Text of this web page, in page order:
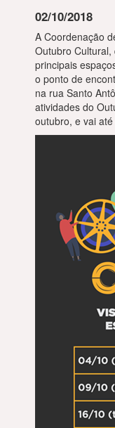
02/10/2018
A Coordenação
Outubro
principais
o ponto de
na rua Santo
atividades do
outubro, e vai